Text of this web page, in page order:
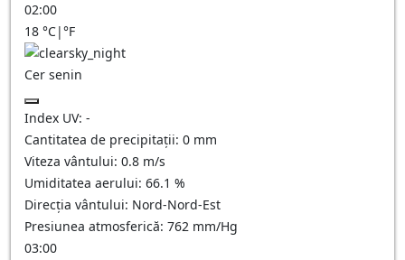
02:00
18 °C|°F
Cer senin
Index UV: -
Cantitatea de precipitații: 0 mm
Viteza vântului: 0.8 m/s
Umiditatea aerului: 66.1 %
Direcția vântului: Nord-Nord-Est
Presiunea atmosferică: 762 mm/Hg
03:00